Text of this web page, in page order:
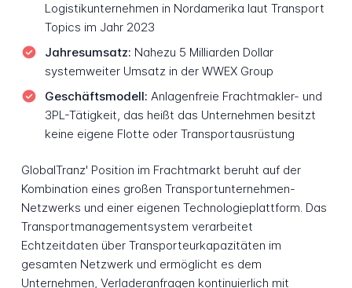
Logistikunternehmen in Nordamerika laut Transport
Topics im Jahr 2023
Jahresumsatz: Nahezu 5 Milliarden Dollar
systemweiter Umsatz in der WWEX Group
Geschäftsmodell: Anlagenfreie Frachtmakler- und
3PL-Tätigkeit, das heißt das Unternehmen besitzt
keine eigene Flotte oder Transportausrüstung
GlobalTranz' Position im Frachtmarkt beruht auf der
Kombination eines großen Transportunternehmen-
Netzwerks und einer eigenen Technologieplattform. Das
Transportmanagementsystem verarbeitet
Echtzeitdaten über Transporteurkapazitäten im
gesamten Netzwerk und ermöglicht es dem
Unternehmen, Verladeranfragen kontinuierlich mit